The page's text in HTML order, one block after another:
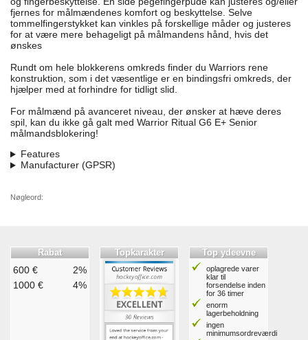
fjernes for målmændenes komfort og beskyttelse. Selve
tommelfingerstykket kan vinkles på forskellige måder og justeres
for at være mere behageligt på målmandens hånd, hvis det
ønskes
Rundt om hele blokkerens omkreds finder du Warriors rene
konstruktion, som i det væsentlige er en bindingsfri omkreds, der
hjælper med at forhindre for tidligt slid.
For målmænd på avanceret niveau, der ønsker at hæve deres
spil, kan du ikke gå galt med Warrior Ritual G6 E+ Senior
målmandsblokering!
Features
Manufacturer (GPSR)
Nøgleord:
Rabat
600 €
2%
1000 €
4%
Topkarakter Top ydeevne
oplagrede varer
klar til
forsendelse inden
for 36 timer
enorm
lagerbeholdning
ingen
minimumsordreværdi